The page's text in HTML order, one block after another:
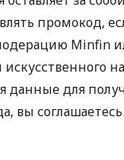
промокод,
Minfin
данные для
вы
компанией